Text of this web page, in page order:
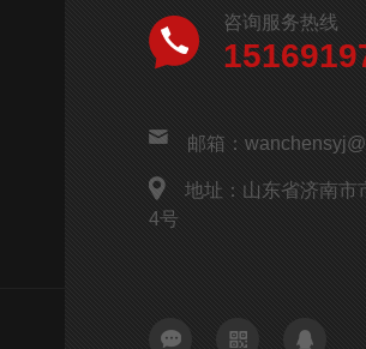
咨询服务热线
邮箱：
地址：山东省济南市
4号